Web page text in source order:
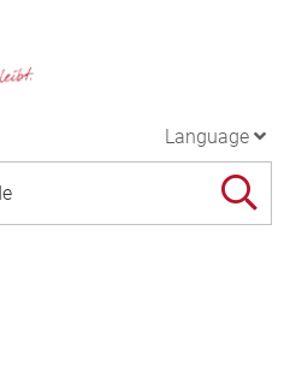
Language